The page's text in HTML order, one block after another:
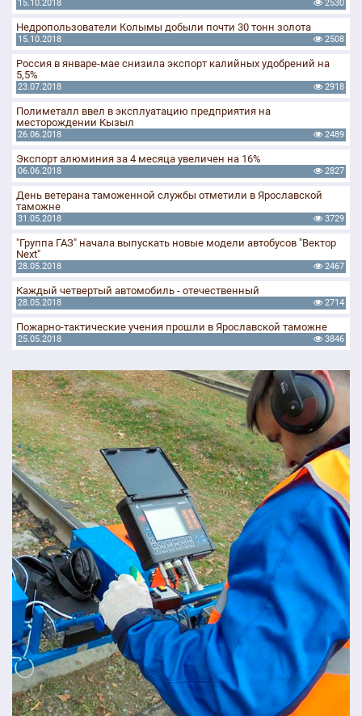
15.10.2018 2530
Недропользователи Колымы добыли почти 30 тонн золота
15.10.2018 2508
Россия в январе-мае снизила экспорт калийных удобрений на
5,5%
23.07.2018 2918
Полиметалл ввел в эксплуатацию предприятия на
месторождении Кызыл
26.06.2018 2489
Экспорт алюминия за 4 месяца увеличен на 16%
06.06.2018 2827
День ветерана таможенной службы отметили в Ярославской
таможне
31.05.2018 3729
"Группа ГАЗ" начала выпускать новые модели автобусов "Вектор
Next"
28.05.2018 2467
Каждый четвертый автомобиль - отечественный
28.05.2018 2714
Пожарно-тактические учения прошли в Ярославской таможне
25.05.2018 3846